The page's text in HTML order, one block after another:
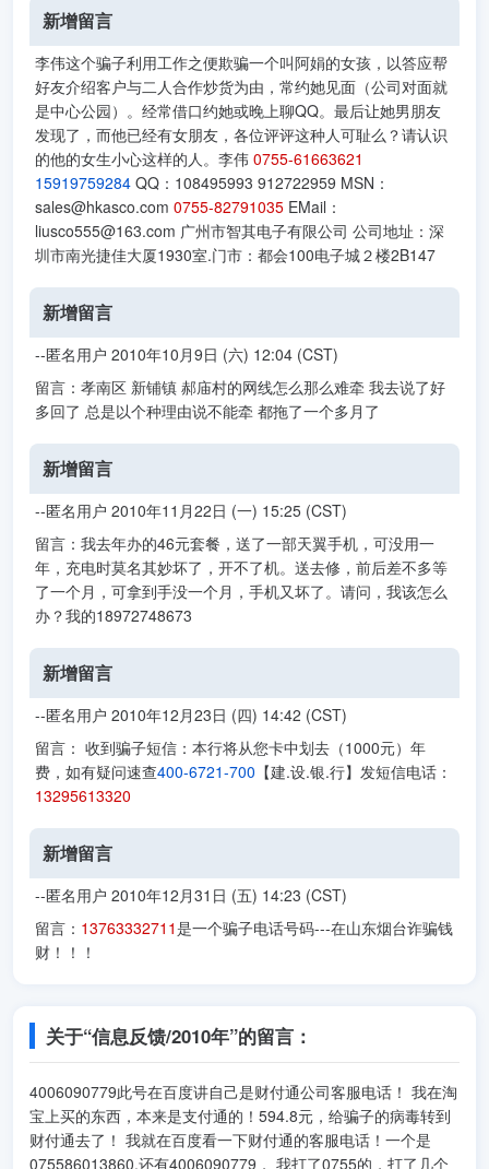
新增留言
李伟这个骗子利用工作之便欺骗一个叫阿娟的女孩，以答应帮
好友介绍客户与二人合作炒货为由，常约她见面（公司对面就
是中心公园）。经常借口约她或晚上聊QQ。最后让她男朋友
发现了，而他已经有女朋友，各位评评这种人可耻么？请认识
的他的女生小心这样的人。李伟 0755-61663621
15919759284 QQ：108495993 912722959 MSN：
sales@hkasco.com 0755-82791035 EMail：
liusco555@163.com 广州市智其电子有限公司 公司地址：深
圳市南光捷佳大厦1930室.门市：都会100电子城２楼2B147
新增留言
--匿名用户 2010年10月9日 (六) 12:04 (CST)
留言：孝南区 新铺镇 郝庙村的网线怎么那么难牵 我去说了好
多回了 总是以个种理由说不能牵 都拖了一个多月了
新增留言
--匿名用户 2010年11月22日 (一) 15:25 (CST)
留言：我去年办的46元套餐，送了一部天翼手机，可没用一
年，充电时莫名其妙坏了，开不了机。送去修，前后差不多等
了一个月，可拿到手没一个月，手机又坏了。请问，我该怎么
办？我的18972748673
新增留言
--匿名用户 2010年12月23日 (四) 14:42 (CST)
留言： 收到骗子短信：本行将从您卡中划去（1000元）年
费，如有疑问速查400-6721-700 【建.设.银.行】发短信电话：
13295613320
新增留言
--匿名用户 2010年12月31日 (五) 14:23 (CST)
留言： 13763332711是一个骗子电话号码---在山东烟台诈骗钱
财！！！
关于“信息反馈/2010年”的留言：
4006090779此号在百度讲自己是财付通公司客服电话！ 我在淘
宝上买的东西，本来是支付通的！594.8元，给骗子的病毒转到
财付通去了！ 我就在百度看一下财付通的客服电话！一个是
075586013860.还有4006090779， 我打了0755的，打了几个